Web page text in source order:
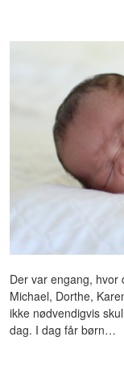
Der var engang, hvor
Michael, Dorthe,
ikke nødvendigvis
dag. I dag får børn…